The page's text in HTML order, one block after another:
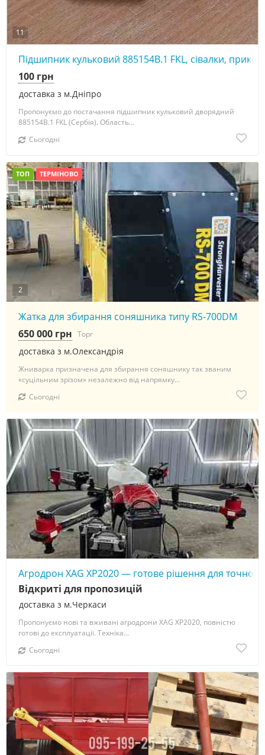
11
Підшипник кульковий 885154В.1 FKL, сівалки,
доставка з м.Дніпро
100 грн
Пропонуємо до постачання підшипник кульковий дворядний
885154В.1 FKL (Сербія). Область...
Сьогодні
ТОП ТЕРМІНОВО
2
Жатка для збирання соняшника типу RS-700DM
доставка з м.Олександрія
650 000 грн Торг
Жниварка призначена для збирання соняшнику так званим
«суцільним зрізом» незалежно від напрямку...
Сьогодні
Агродрон XAG XP2020 — готове рішення для
доставка з м.Черкаси
Відкриті для пропозицій
Пропонуємо нові та вживані агродрони XAG XP2020, повністю
готові до експлуатації. Техніка...
Сьогодні